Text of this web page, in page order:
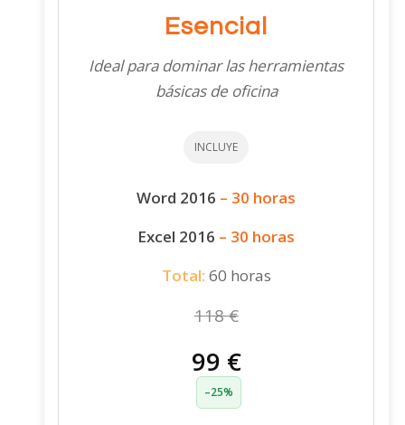
Esencial
Ideal para dominar las herramientas
básicas de oficina
INCLUYE
Word 2016 – 30 horas
Excel 2016 – 30 horas
Total: 60 horas
118 €
99 €
–25%